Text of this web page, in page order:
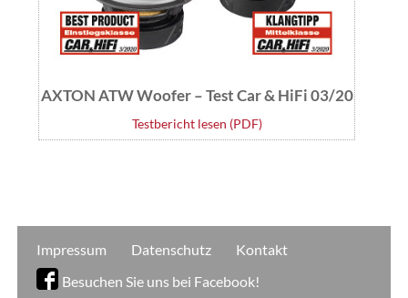
AXTON ATW Woofer – Test Car & HiFi 03/20
Testbericht lesen (PDF)
Impressum Datenschutz
Kontakt
Besuchen Sie uns bei Facebook!